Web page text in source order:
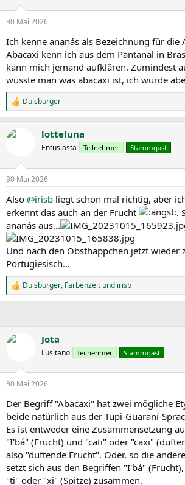
30 Mai 2026
Ich kenne ananás als Bezeichnung für die
Abacaxi kenn ich aus dem Pantanal in
kann mich jemand aufklären. Zumindest
wusste man was abacaxi ist, ich wurde
R
e
k
e
:
Duisburger
lotteluna
Entusiasta Teilnehmer Stammgast
30 Mai 2026
Also @irisb liegt schon mal richtig, aber
erkennt das auch an der Frucht
.
ananás aus...
Und nach den Obsthäppchen jetzt wieder
Portugiesisch...
R
e
i
n
:
Duisburger, Farbenzeit und irisb
Jota
Lusitano Teilnehmer Stammgast
30 Mai 2026
Der Begriff "Abacaxi" hat zwei mögliche
beide natürlich aus der Tupi-Guaraní-
Es ist entweder eine Zusammensetzung
"I'bá" (Frucht) und "cati" oder "caxi"
also "duftende Frucht". Oder, so die
setzt sich aus den Begriffen "I'bá"
"ti" oder "xi" (Spitze) zusammen.